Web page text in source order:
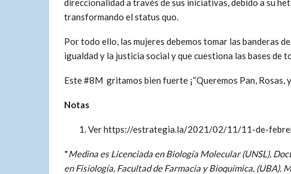
direccionalidad a través de sus iniciativas, debido a su
transformando el status quo.
Por todo ello, las mujeres debemos tomar las banderas
igualdad y la justicia social y que cuestiona las bases
Este #8M gritamos bien fuerte ¡“Queremos Pan, Rosas,
Notas
Ver https://estrategia.la/2021/02/11/11-de-
*Medina es Licenciada en Biología Molecular (UNSL),
en Fisiología, Facultad de Farmacia y Bioquímica, (UBA).